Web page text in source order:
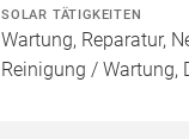
SOLAR TÄTIGKEITEN
Wartung, Reparatur,
Reinigung / Wartung,